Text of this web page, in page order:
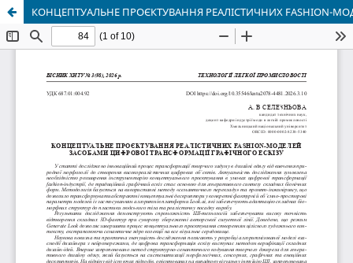
КОНЦЕПТУАЛЬНЕ ПРОЄКТУВАННЯ РЕАЛІСТИЧНИХ FASHION-